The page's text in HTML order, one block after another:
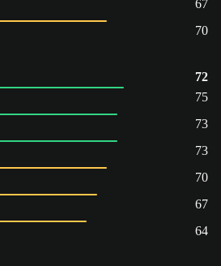
67
70
72
75
73
73
70
67
64